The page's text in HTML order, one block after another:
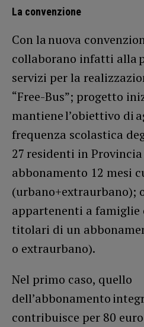
La convenzione
Con la nuova
collaborano infatti alla
servizi per la
“Free-Bus”; progetto
mantiene l’obiettivo di
frequenza scolastica
27 residenti in
abbonamento 12 mesi
(urbano+extraurbano);
appartenenti a famiglie
titolari di un
o extraurbano).
Nel primo caso, quello
dell’abbonamento
contribuisce per 80